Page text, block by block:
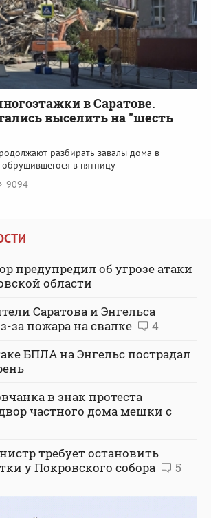
в Саратове.
выселить на "шесть
разбирать завалы дома в
в пятницу
9094
предупредил об угрозе атаки
области
Саратова и Энгельса
за пожара на свалке
4
БПЛА на Энгельс пострадал
в знак протеста
частного дома мешки с
требует остановить
у Покровского собора
5